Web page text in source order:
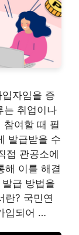
자임을 증
는 취업이나
참여할 때 필
발급받을 수
접 관공소에
해 이를 해결
급 방법을
란? 국민연
입되어 …